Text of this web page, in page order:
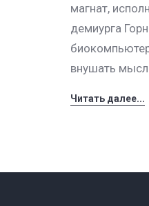
магнат,
демиурга
внушать
Читать далее...